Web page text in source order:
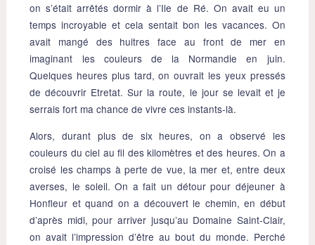
on s’était arrêtés dormir à l’Ile de Ré. On avait eu un
temps incroyable et cela sentait bon les vacances. On
avait mangé des huitres face au front de mer en
imaginant les couleurs de la Normandie en juin.
Quelques heures plus tard, on ouvrait les yeux pressés
de découvrir Etretat. Sur la route, le jour se levait et je
serrais fort ma chance de vivre ces instants-là.
Alors, durant plus de six heures, on a observé les
couleurs du ciel au fil des kilomètres et des heures. On a
croisé les champs à perte de vue, la mer et, entre deux
averses, le soleil. On a fait un détour pour déjeuner à
Honfleur et quand on a découvert le chemin, en début
d’après midi, pour arriver jusqu’au Domaine Saint-Clair,
on avait l’impression d’être au bout du monde. Perché